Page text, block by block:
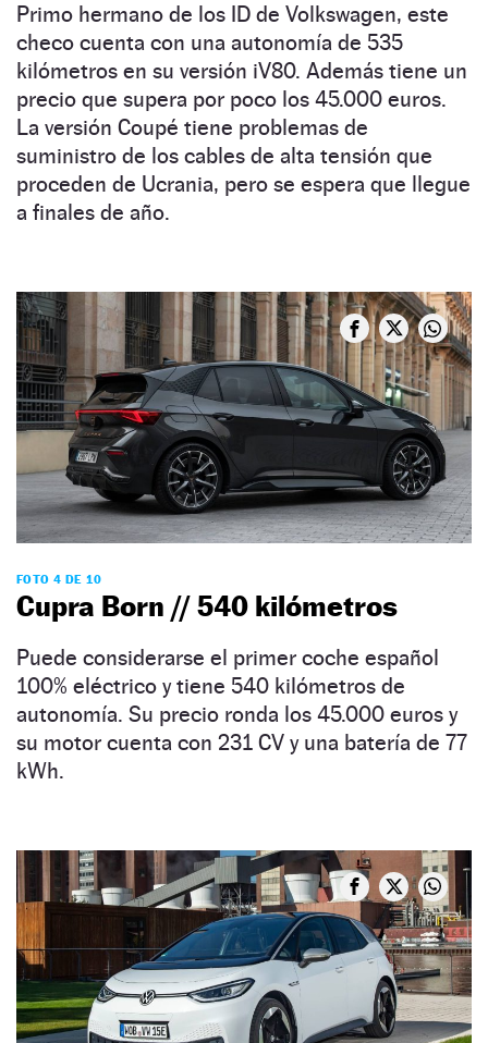
Primo hermano de los ID de Volkswagen, este
checo cuenta con una autonomía de 535
kilómetros en su versión iV80. Además tiene un
precio que supera por poco los 45.000 euros.
La versión Coupé tiene problemas de
suministro de los cables de alta tensión que
proceden de Ucrania, pero se espera que llegue
a finales de año.
FOTO 4 DE 10
Cupra Born // 540 kilómetros
Puede considerarse el primer coche español
100% eléctrico y tiene 540 kilómetros de
autonomía. Su precio ronda los 45.000 euros y
su motor cuenta con 231 CV y una batería de 77
kWh.